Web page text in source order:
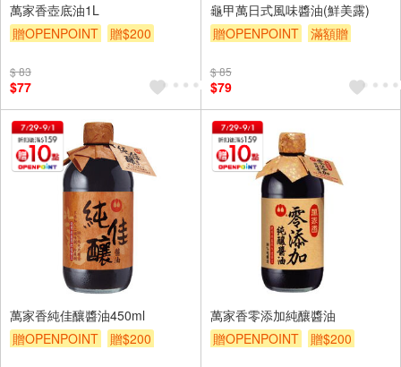
萬家香壺底油1L
贈OPENPOINT
贈$200
$ 83
$77
龜甲萬日式風味醬油(鮮美露)
贈OPENPOINT
滿額贈
$ 85
$79
萬家香純佳釀醬油450ml
贈OPENPOINT
贈$200
萬家香零添加純釀醬油
贈OPENPOINT
贈$200